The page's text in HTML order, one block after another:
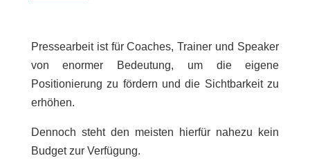
Pressearbeit ist für Coaches, Trainer und Speaker
von enormer Bedeutung, um die eigene
Positionierung zu fördern und die Sichtbarkeit zu
erhöhen.
Dennoch steht den meisten hierfür nahezu kein
Budget zur Verfügung.